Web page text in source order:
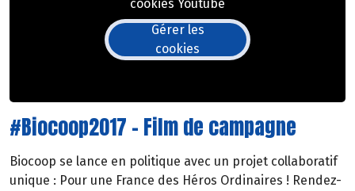
cookies Youtube
Gérer les
cookies
#Biocoop2017 - Film de campagne
Biocoop se lance en politique avec un projet collaboratif
unique : Pour une France des Héros Ordinaires ! Rendez-